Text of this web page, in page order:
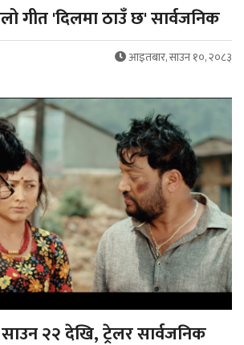
गीत 'दिलमा ठाउँ छ' सार्वजनिक
आइतबार, साउन १०, २०८३
२२ देखि, ट्रेलर सार्वजनिक